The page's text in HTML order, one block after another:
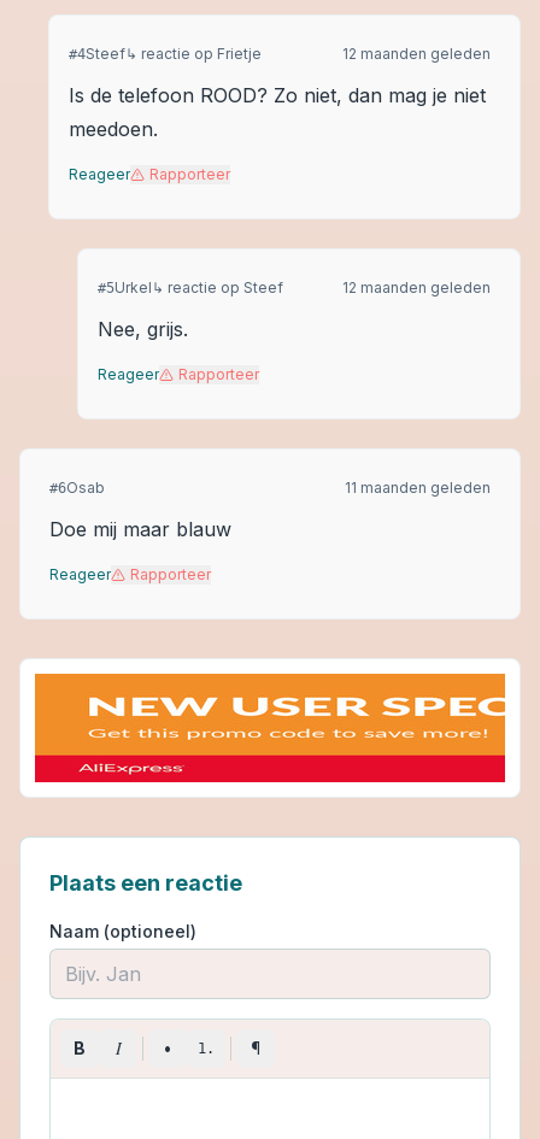
#4Steef↳ reactie op Frietje 12 maanden geleden
Is de telefoon ROOD? Zo niet, dan mag je niet
meedoen.
Reageer Rapporteer
#5Urkel ↳ reactie op Steef 12 maanden geleden
Nee, grijs.
Reageer Rapporteer
#6Osab 11 maanden geleden
Doe mij maar blauw
Reageer Rapporteer
Plaats een reactie
Naam (optioneel)
B I • 1. ¶